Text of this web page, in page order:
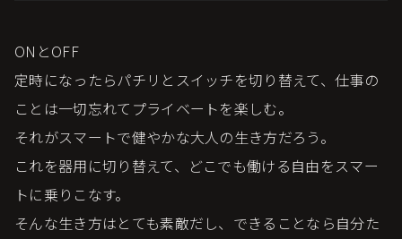
ONとOFF
定時になったらパチリとスイッチを切り替えて、仕事の
ことは一切忘れてプライベートを楽しむ。
それがスマートで健やかな大人の生き方だろう。
これを器用に切り替えて、どこでも働ける自由をスマー
トに乗りこなす。
そんな生き方はとても素敵だし、できることなら自分た